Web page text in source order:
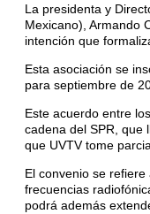
La presidenta y
Mexicano), Armando
intención que
Esta asociación se
para septiembre de
Este acuerdo entre
cadena del SPR, que
que UVTV tome
El convenio se
frecuencias
podrá además